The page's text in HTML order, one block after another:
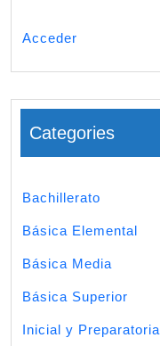
Acceder
Categories
Bachillerato
Básica Elemental
Básica Media
Básica Superior
Inicial y Preparatoria